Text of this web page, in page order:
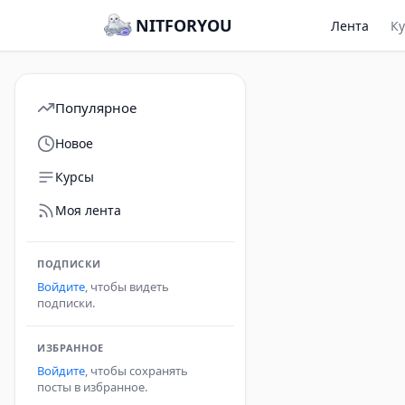
NITFORYOU Лента
Популярное
Новое
Курсы
Моя лента
ПОДПИСКИ
Войдите, чтобы видеть
подписки.
ИЗБРАННОЕ
Войдите, чтобы сохранять
посты в избранное.